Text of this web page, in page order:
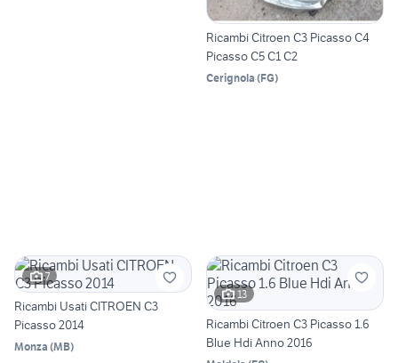
Ricambi Citroen C3 Picasso C4
Picasso C5 C1 C2
Cerignola (FG)
7
Ricambi Usati CITROEN C3
Picasso 2014
Monza (MB)
13
Ricambi Citroen C3 Picasso 1.6
Blue Hdi Anno 2016